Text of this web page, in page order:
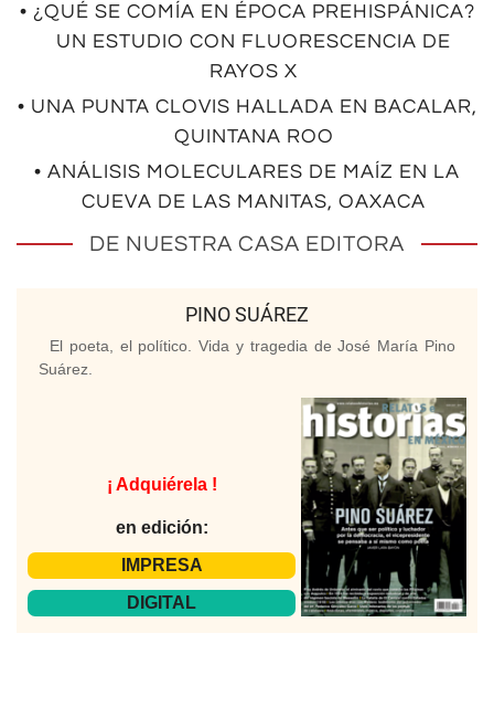
• ¿QUÉ SE COMÍA EN ÉPOCA PREHISPÁNICA?
UN ESTUDIO CON FLUORESCENCIA DE
RAYOS X
• UNA PUNTA CLOVIS HALLADA EN BACALAR,
QUINTANA ROO
• ANÁLISIS MOLECULARES DE MAÍZ EN LA
CUEVA DE LAS MANITAS, OAXACA
DE NUESTRA CASA EDITORA
PINO SUÁREZ
El poeta, el político. Vida y tragedia de José María Pino
Suárez.
¡ Adquiérela !
en edición:
IMPRESA
DIGITAL